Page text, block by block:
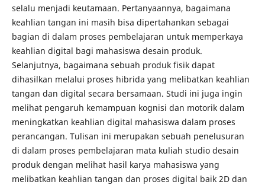
selalu menjadi keutamaan. Pertanyaannya, bagaimana
keahlian tangan ini masih bisa dipertahankan sebagai
bagian di dalam proses pembelajaran untuk memperkaya
keahlian digital bagi mahasiswa desain produk.
Selanjutnya, bagaimana sebuah produk fisik dapat
dihasilkan melalui proses hibrida yang melibatkan keahlian
tangan dan digital secara bersamaan. Studi ini juga ingin
melihat pengaruh kemampuan kognisi dan motorik dalam
meningkatkan keahlian digital mahasiswa dalam proses
perancangan. Tulisan ini merupakan sebuah penelusuran
di dalam proses pembelajaran mata kuliah studio desain
produk dengan melihat hasil karya mahasiswa yang
melibatkan keahlian tangan dan proses digital baik 2D dan